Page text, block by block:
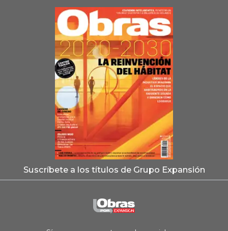
Suscríbete a los títulos de Grupo Expansión